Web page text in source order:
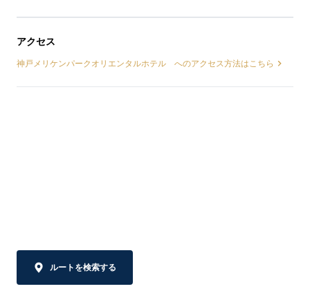
アクセス
神戸メリケンパークオリエンタルホテル へのアクセス方法はこちら
ルートを検索する